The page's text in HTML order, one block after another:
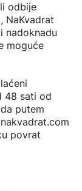
odbije
NaKvadrat
nadoknadu
moguće
48 sati od
putem
povrat